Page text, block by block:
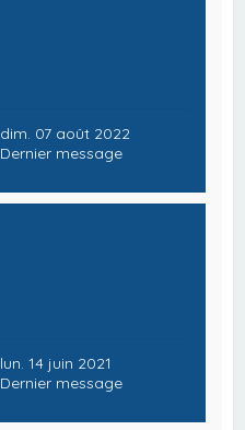
dim. 07 août 2022
Dernier message
lun. 14 juin 2021
Dernier message